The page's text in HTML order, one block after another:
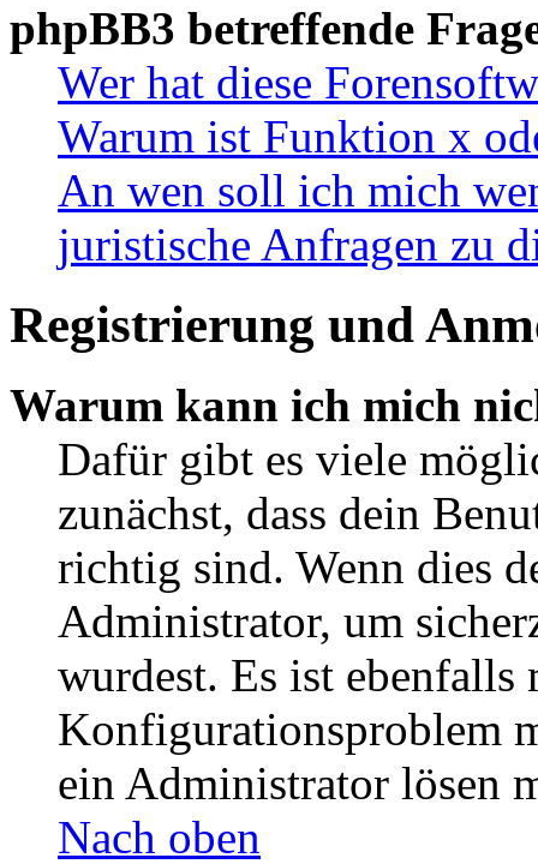
phpBB3 betreffende
Wer hat diese
Warum ist Funktion x
An wen soll ich mich
juristische Anfragen zu
Registrierung und
Warum kann ich mich
Dafür gibt es viele
zunächst, dass dein
richtig sind. Wenn dies
Administrator, um
wurdest. Es ist ebenfalls
Konfigurationsproblem
ein Administrator lösen
Nach oben